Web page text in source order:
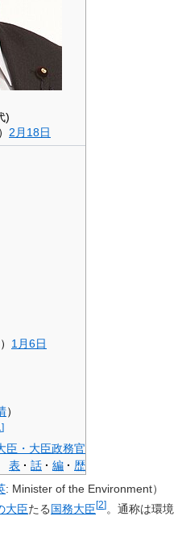
)
2月18日
1月6日
）
]
臣・大臣政務官
表
話 編
歴
: Minister of the Environment）
大臣たる国務大臣[2]。通称は環境